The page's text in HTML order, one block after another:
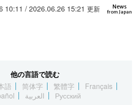
Русский
News
from Japan
10:11 / 2026.06.26 15:21 更新
他の言語で読む
語 简体字 繁體字
Français
العربية Русский